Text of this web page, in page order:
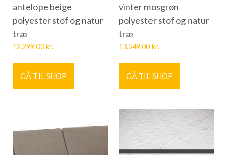
antelope beige
polyester stof og natur
træ
12.299,00kr.
GÅ TIL SHOP
vinter mosgrøn
polyester stof og natur
træ
13.549,00kr.
GÅ TIL SHOP